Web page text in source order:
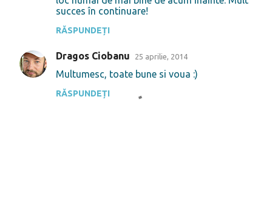
succes în continuare!
RĂSPUNDEȚI
Dragos Ciobanu 25 aprilie, 2014
Multumesc, toate bune si voua :)
RĂSPUNDEȚI